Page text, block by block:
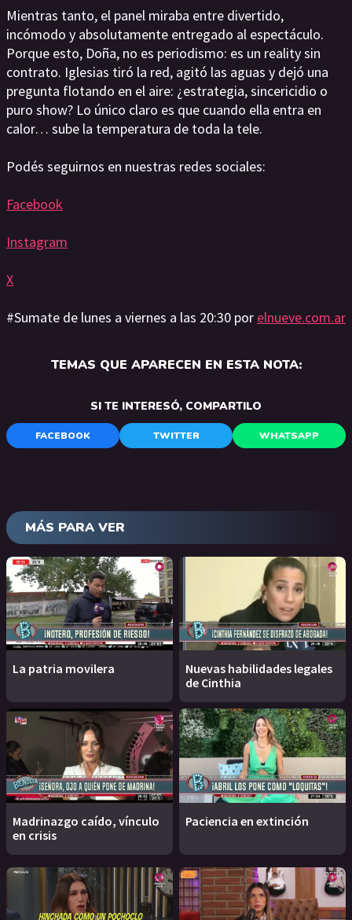
Mientras tanto, el panel miraba entre divertido,
incómodo y absolutamente entregado al espectáculo.
Porque esto, Doña, no es periodismo: es un reality sin
contrato. Iglesias tiró la red, agitó las aguas y dejó una
pregunta flotando en el aire: ¿estrategia, sincericidio o
puro show? Lo único claro es que cuando ella entra en
calor… sube la temperatura de toda la tele.
Podés seguirnos en nuestras redes sociales:
Facebook
Instagram
X
#Sumate de lunes a viernes a las 20:30 por elnueve.com.ar
TEMAS QUE APARECEN EN ESTA NOTA:
SI TE INTERESÓ, COMPARTILO
FACEBOOK TWITTER WHATSAPP
MÁS PARA VER
La patria movilera
Nuevas habilidades legales
de Cinthia
Madrinazgo caído, vínculo
en crisis
Paciencia en extinción